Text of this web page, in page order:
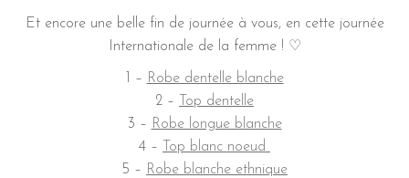
Et encore une belle fin de journée à vous, en cette journée
Internationale de la femme ! ♡
1 – Robe dentelle blanche
2 –
Top dentelle
3 – Robe longue blanche
4 –
Top blanc noeud
5 – Robe blanche ethnique